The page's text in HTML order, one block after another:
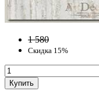
1 580
Скидка 15%